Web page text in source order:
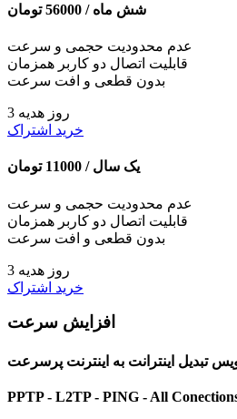
شش ماه / 56000 تومان
عدم محدودیت حجمی و سرعت
قابلیت اتصال دو کاربر همزمان
بدون قطعی و افت سرعت
3 روز هدیه
خرید اشتراک
یک سال / 11000 تومان
عدم محدودیت حجمی و سرعت
قابلیت اتصال دو کاربر همزمان
بدون قطعی و افت سرعت
3 روز هدیه
خرید اشتراک
افزایش سرعت
تبدیل اینترانت به اینترنت پرسرعت
PPTP - L2TP - PING - All